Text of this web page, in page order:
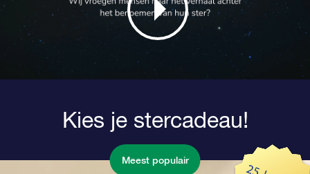
Kies je stercadeau!
Meest populair